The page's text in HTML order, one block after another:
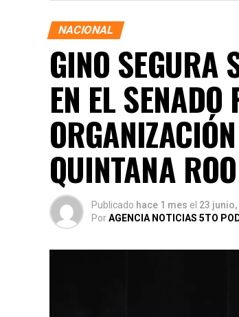
NACIONAL
GINO SEGURA
EN EL
QUINTANA ROO
Publicado hace 1 mes el 23 junio,
PorAGENCIA NOTICIAS 5TO